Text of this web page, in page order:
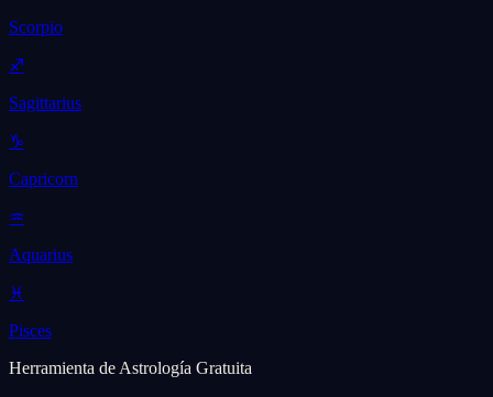
Scorpio
♐
Sagittarius
♑
Capricorn
♒
Aquarius
♓
Pisces
Herramienta de Astrología Gratuita